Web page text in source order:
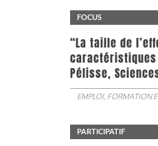
FOCUS
“La taille de
Pélisse,
EMPLOI, FORMATION
PARTICIPATIF